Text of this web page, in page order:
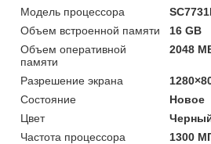
Модель процессора
Объем встроенной памяти
16 GB
Объем оперативной
памяти
2048
Разрешение экрана
Состояние
Новое
Цвет
Частота процессора
1300